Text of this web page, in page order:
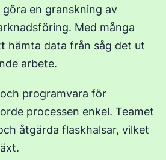
göra en granskning av
Med många
hämta data från såg det ut
arbete.
programvara för
processen enkel. Teamet
åtgärda flaskhalsar, vilket